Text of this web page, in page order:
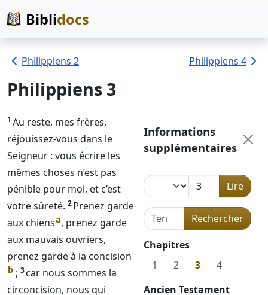
Biblidocs
Philippiens 2 Philippiens 4
Philippiens 3
1 Au reste, mes frères,
réjouissez-vous dans le
Seigneur : vous écrire les
mêmes choses n’est pas
pénible pour moi, et c’est
votre sûreté. 2Prenez garde
aux chiensa, prenez garde
aux mauvais ouvriers,
prenez garde à la concision
b ; 3car nous sommes la
circoncision, nous qui
Informations
supplémentaires
Lire
Terme de recherche dans
Rechercher
Chapitres
1
2 3
4
Ancien Testament